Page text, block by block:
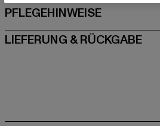
PFLEGEHINWEISE
LIEFERUNG & RÜCKGABE